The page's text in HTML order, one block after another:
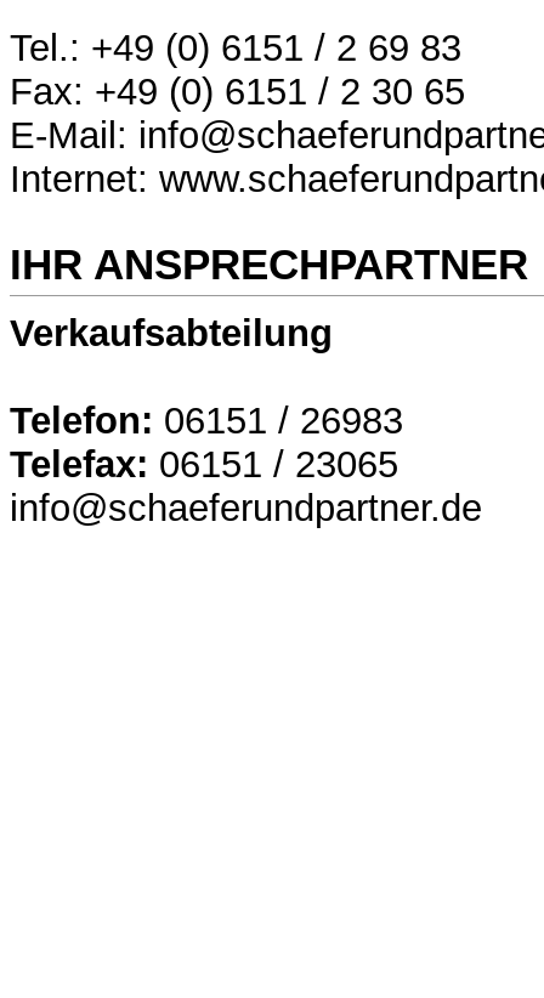
Tel.: +49 (0) 6151 / 2 69 83
Fax: +49 (0) 6151 / 2 30 65
E-Mail:
Internet:
IHR ANSPRECHPARTNER
Verkaufsabteilung
Telefon: 06151 / 26983
Telefax: 06151 / 23065
info@schaeferundpartner.de